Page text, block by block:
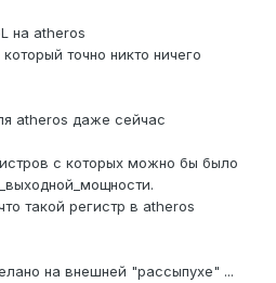
на atheros
точно никто ничего
atheros даже сейчас
с которых можно бы было
такой регистр в atheros
на внешней "рассыпухе" ...